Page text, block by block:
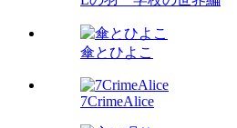
傘とひよこ
7CrimeAlice